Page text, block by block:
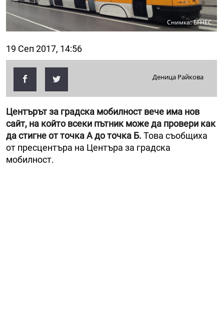
Снимка: БГНЕС
19 Сеп 2017, 14:56
Деница Райкова
Центърът за градска мобилност вече има нов
сайт, на който всеки пътник може да провери как
да стигне от точка А до точка Б. Това съобщиха
от пресцентъра на Центъра за градска
мобилност.